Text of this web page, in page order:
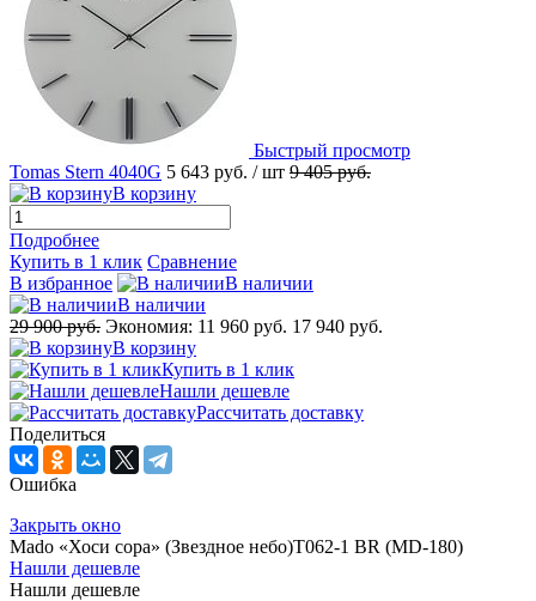
Быстрый просмотр
Tomas Stern 4040G 5 643 руб. / шт 9 405 руб.
В корзину
Подробнее
Купить в 1 клик Сравнение
В избранное
В наличии
В наличии
29 900 руб. Экономия: 11 960 руб. 17 940 руб.
В корзину
Купить в 1 клик
Нашли дешевле
Рассчитать доставку
Поделиться
Ошибка
Закрыть окно
Mado «Хоси сора» (Звездное небо)Т062-1 BR (MD-180)
Нашли дешевле
Нашли дешевле